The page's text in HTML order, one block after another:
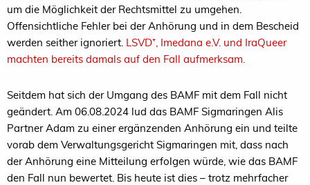
um die Möglichkeit der Rechtsmittel zu umgehen.
Offensichtliche Fehler bei der Anhörung und in dem Bescheid
werden seither ignoriert. LSVD⁺, Imedana e.V. und IraQueer
machten bereits damals auf den Fall aufmerksam.
Seitdem hat sich der Umgang des BAMF mit dem Fall nicht
geändert. Am 06.08.2024 lud das BAMF Sigmaringen Alis
Partner Adam zu einer ergänzenden Anhörung ein und teilte
vorab dem Verwaltungsgericht Sigmaringen mit, dass nach
der Anhörung eine Mitteilung erfolgen würde, wie das BAMF
den Fall nun bewertet. Bis heute ist dies – trotz mehrfacher